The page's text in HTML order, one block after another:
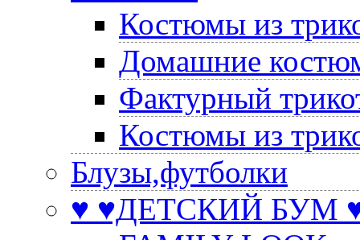
Костюмы из
Домашние
Фактурный
Костюмы из
Блузы,футболки
♥ ♥ДЕТСКИЙ БУМ